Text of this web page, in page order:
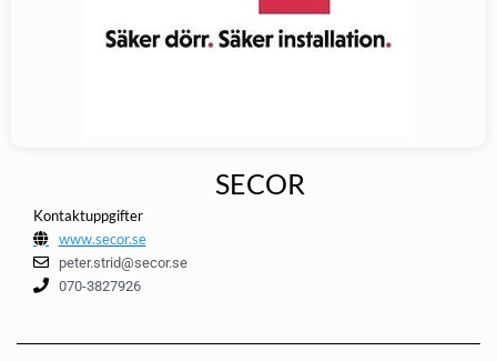
SECOR
Kontaktuppgifter
www.secor.se
peter.strid@secor.se
070-3827926